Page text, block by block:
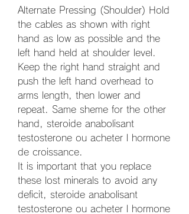
Alternate Pressing (Shoulder) Hold
the cables as shown with right
hand as low as possible and the
left hand held at shoulder level.
Keep the right hand straight and
push the left hand overhead to
arms length, then lower and
repeat. Same sheme for the other
hand, steroide anabolisant
testosterone ou acheter l hormone
de croissance.
It is important that you replace
these lost minerals to avoid any
deficit, steroide anabolisant
testosterone ou acheter l hormone